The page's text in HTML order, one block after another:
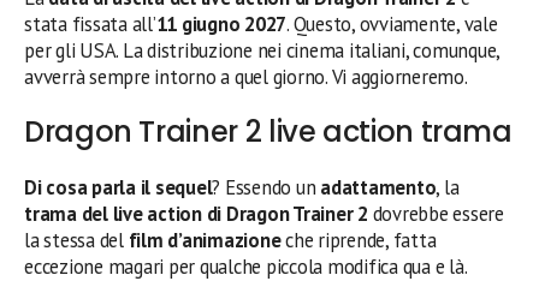
stata fissata all’11 giugno 2027. Questo, ovviamente, vale
per gli USA. La distribuzione nei cinema italiani, comunque,
avverrà sempre intorno a quel giorno. Vi aggiorneremo.
Dragon Trainer 2 live action trama
Di cosa parla il sequel? Essendo un adattamento, la
trama del live action di Dragon Trainer 2 dovrebbe essere
la stessa del film d’animazioneche riprende, fatta
eccezione magari per qualche piccola modifica qua e là.